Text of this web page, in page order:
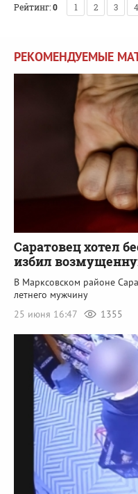
Рейтинг:0 1 2 3 4
РЕКОМЕНДУЕМЫЕ
Саратовец хотел
избил
В Марксовском районе
летнего мужчину
25 июня 16:47
1355